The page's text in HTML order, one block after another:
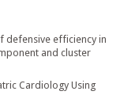
defensive efficiency in
and cluster
Cardiology Using